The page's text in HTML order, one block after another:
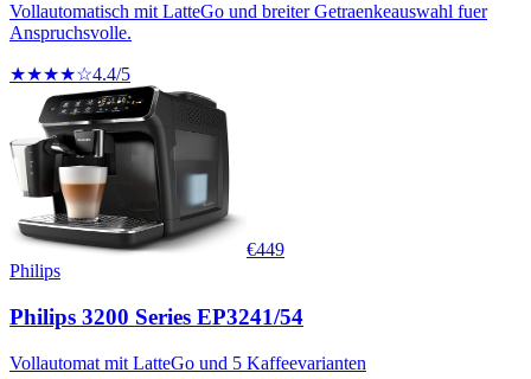
Vollautomatisch mit LatteGo und breiter Getraenkeauswahl fuer
Anspruchsvolle.
★★★★☆4.4/5
€449
Philips
Philips 3200 Series EP3241/54
Vollautomat mit LatteGo und 5 Kaffeevarianten